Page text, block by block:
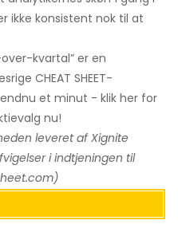
ikke konsistent nok til at
kvartal” er en
CHEAT SHEET-
et minut - klik her for
nu!
leveret af Xignite
i indtjeningen til